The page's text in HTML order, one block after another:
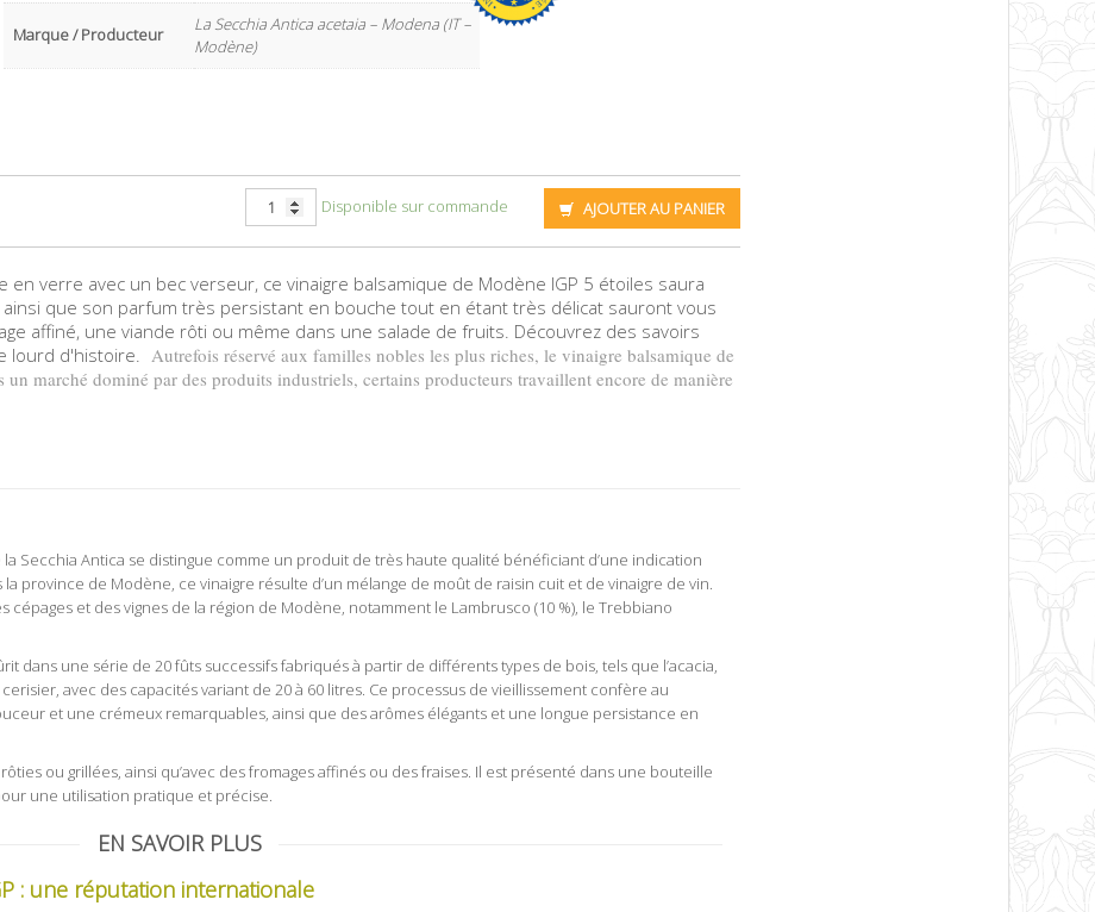
Marque / Producteur
La Secchia Antica acetaia – Modena (IT –
Modène)
AJOUTER AU PANIER
Disponible sur commande
verre avec un bec verseur, ce vinaigre balsamique de Modène IGP 5 étoiles saura
que son parfum très persistant en bouche tout en étant très délicat sauront vous
affiné, une viande rôti ou même dans une salade de fruits. Découvrez des savoirs
lourd d'histoire. Autrefois réservé aux familles nobles les plus riches, le vinaigre balsamique de
un marché dominé par des produits industriels, certains producteurs travaillent encore de manière
Secchia Antica se distingue comme un produit de très haute qualité bénéficiant d’une indication
province de Modène, ce vinaigre résulte d’un mélange de moût de raisin cuit et de vinaigre de vin.
et des vignes de la région de Modène, notamment le Lambrusco (10 %), le Trebbiano
dans une série de 20 fûts successifs fabriqués à partir de différents types de bois, tels que l’acacia,
avec des capacités variant de 20 à 60 litres. Ce processus de vieillissement confère au
et une crémeux remarquables, ainsi que des arômes élégants et une longue persistance en
ou grillées, ainsi qu’avec des fromages affinés ou des fraises. Il est présenté dans une bouteille
une utilisation pratique et précise.
EN SAVOIR PLUS
: une réputation internationale